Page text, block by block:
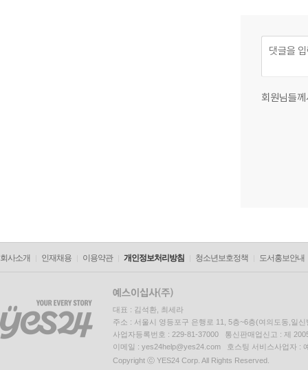
회원님들
회사소개 인재채용 이용약관 개인정보처리방침 청소년보호정책 도서홍보안내
대표 : 김석환, 최세라
주소 : 서울시 영등포구 은행로 11, 5층~6층(여의도동,일신
사업자등록번호 : 229-81-37000 통신판매업신고 : 제
이메일 : yes24help@yes24.com 호스팅 서비스사업자 :
Copyright ⓒ YES24 Corp. All Rights Reserved.